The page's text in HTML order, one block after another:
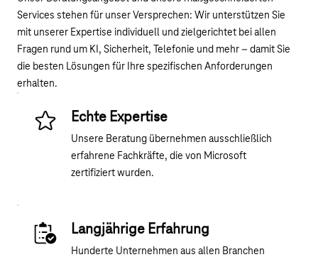
Services stehen für unser Versprechen: Wir unterstützen Sie
mit unserer Expertise individuell und zielgerichtet bei allen
Fragen rund um KI, Sicherheit, Telefonie und mehr – damit Sie
die besten Lösungen für Ihre spezifischen Anforderungen
erhalten.
Echte Expertise
Unsere Beratung übernehmen ausschließlich
erfahrene Fachkräfte, die von Microsoft
zertifiziert wurden.
Langjährige Erfahrung
Hunderte Unternehmen aus allen Branchen